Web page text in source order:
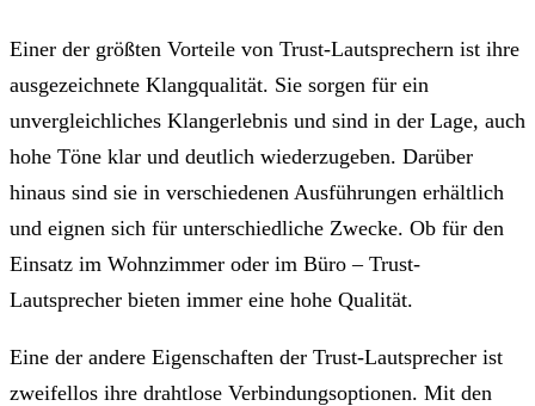
Einer der größten Vorteile von Trust-Lautsprechern ist ihre
ausgezeichnete Klangqualität. Sie sorgen für ein
unvergleichliches Klangerlebnis und sind in der Lage, auch
hohe Töne klar und deutlich wiederzugeben. Darüber
hinaus sind sie in verschiedenen Ausführungen erhältlich
und eignen sich für unterschiedliche Zwecke. Ob für den
Einsatz im Wohnzimmer oder im Büro – Trust-
Lautsprecher bieten immer eine hohe Qualität.
Eine der andere Eigenschaften der Trust-Lautsprecher ist
zweifellos ihre drahtlose Verbindungsoptionen. Mit den